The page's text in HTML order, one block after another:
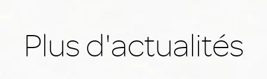
Plus d'actualités